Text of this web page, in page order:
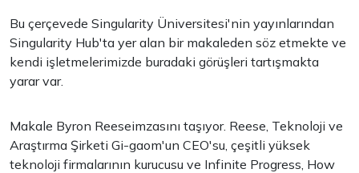
Bu çerçevede Singularity Üniversitesi'nin yayınlarından
Singularity Hub'ta yer alan bir makaleden söz etmekte ve
kendi işletmelerimizde buradaki görüşleri tartışmakta
yarar var.
Makale Byron Reeseimzasını taşıyor. Reese, Teknoloji ve
Araştırma Şirketi Gi-gaom'un CEO'su, çeşitli yüksek
teknoloji firmalarının kurucusu ve Infinite Progress, How